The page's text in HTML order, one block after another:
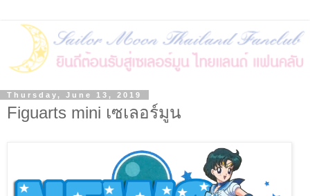
Thursday, June 13, 2019
Figuarts mini เซเลอร์มูน